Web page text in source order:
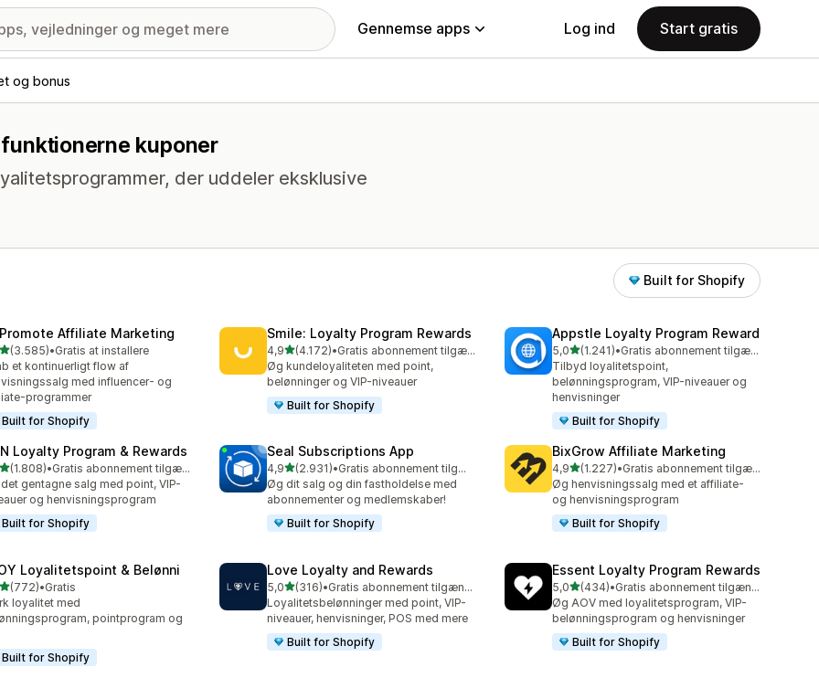
Gennemse apps Log ind Start gratis
og bonus
kuponer
der uddeler eksklusive
Built for Shopify
Affiliate Marketing
af 5 stjerner
(3.585)
anmeldelser i alt
•Gratis at installere
et kontinuerligt flow af
med influencer- og
programmer
Built for Shopify
Smile: Loyalty Program Rewards
4,9ud af 5 stjerner
(4.172)
4172 anmeldelser i alt
•
Gratis abonnement tilgængeligt
Øg kundeloyaliteten med point,
belønninger og VIP-niveauer
Built for Shopify
Appstle Loyalty Program Reward
5,0ud af 5 stjerner
(1.241)
1241 anmeldelser i alt
•
Gratis abonnement tilgængeligt
Tilbyd loyalitetspoint,
belønningsprogram, VIP-niveauer og
henvisninger
Built for Shopify
Loyalty Program & Rewards
af 5 stjerner
(1.808)
anmeldelser i alt
•
Gratis abonnement tilgængeligt
gentagne salg med point, VIP-
og henvisningsprogram
Built for Shopify
Seal Subscriptions App
4,9ud af 5 stjerner
(2.931)
2931 anmeldelser i alt
•
Gratis abonnement tilgængeligt
Øg dit salg og din fastholdelse med
abonnementer og medlemskaber!
Built for Shopify
BixGrow Affiliate Marketing
4,9ud af 5 stjerner
(1.227)
1227 anmeldelser i alt
•
Gratis abonnement tilgængeligt
Øg henvisningssalg med et affiliate-
og henvisningsprogram
Built for Shopify
Loyalitetspoint & Belønni
af 5 stjerner
(772)
anmeldelser i alt
•Gratis
loyalitet med
pointprogram og
Built for Shopify
Love Loyalty and Rewards
5,0ud af 5 stjerner
(316)
316 anmeldelser i alt
•
Gratis abonnement tilgængeligt
Loyalitetsbelønninger med point, VIP-
niveauer, henvisninger, POS med mere
Built for Shopify
Essent Loyalty Program Rewards
5,0ud af 5 stjerner
(434)
434 anmeldelser i alt
•
Gratis abonnement tilgængeligt
Øg AOV med loyalitetsprogram, VIP-
belønningsprogram og henvisninger
Built for Shopify